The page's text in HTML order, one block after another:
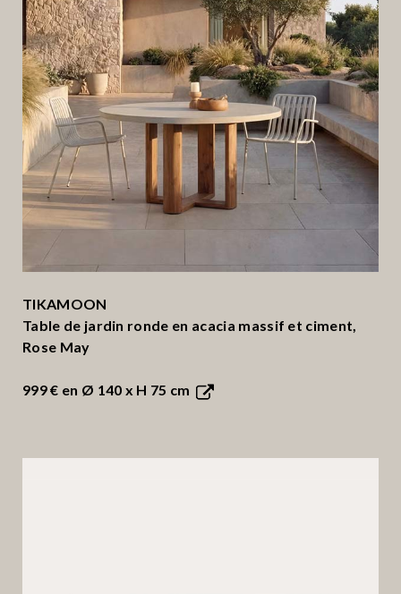
TIKAMOON
Table de jardin ronde en acacia massif et ciment,
Rose May
999 € en Ø 140 x H 75 cm